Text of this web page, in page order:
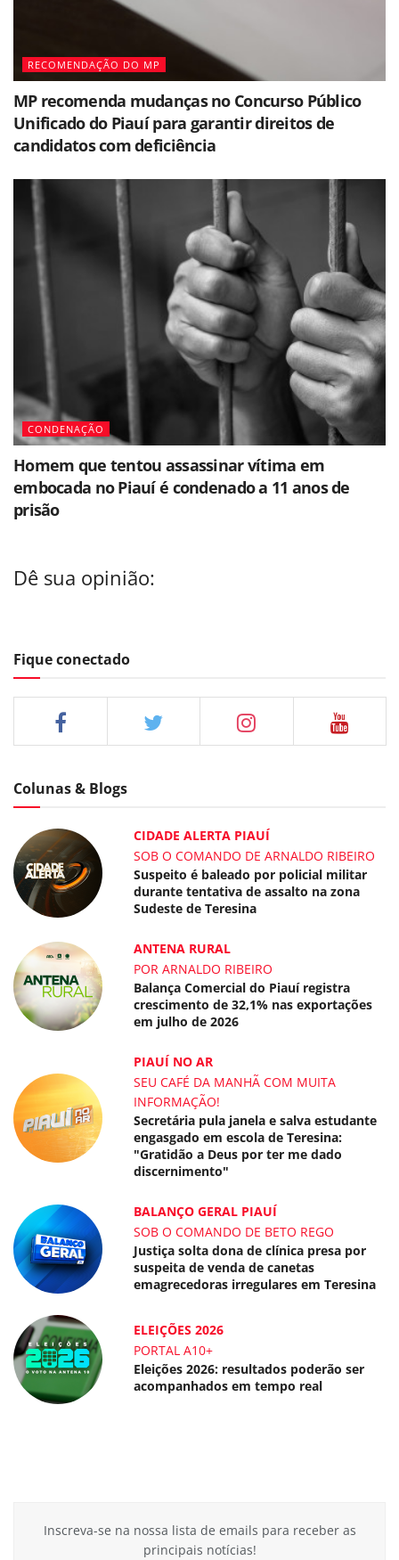
RECOMENDAÇÃO DO MP
MP recomenda mudanças no Concurso Público
Unificado do Piauí para garantir direitos de
candidatos com deficiência
CONDENAÇÃO
Homem que tentou assassinar vítima em
embocada no Piauí é condenado a 11 anos de
prisão
Dê sua opinião:
Fique conectado
Colunas & Blogs
CIDADE ALERTA PIAUÍ
SOB O COMANDO DE ARNALDO RIBEIRO
Suspeito é baleado por policial militar
durante tentativa de assalto na zona
Sudeste de Teresina
ANTENA RURAL
POR ARNALDO RIBEIRO
Balança Comercial do Piauí registra
crescimento de 32,1% nas exportações
em julho de 2026
PIAUÍ NO AR
SEU CAFÉ DA MANHÃ COM MUITA
INFORMAÇÃO!
Secretária pula janela e salva estudante
engasgado em escola de Teresina:
"Gratidão a Deus por ter me dado
discernimento"
BALANÇO GERAL PIAUÍ
SOB O COMANDO DE BETO REGO
Justiça solta dona de clínica presa por
suspeita de venda de canetas
emagrecedoras irregulares em Teresina
ELEIÇÕES 2026
PORTAL A10+
Eleições 2026: resultados poderão ser
acompanhados em tempo real
Inscreva-se na nossa lista de emails para receber as
principais notícias!